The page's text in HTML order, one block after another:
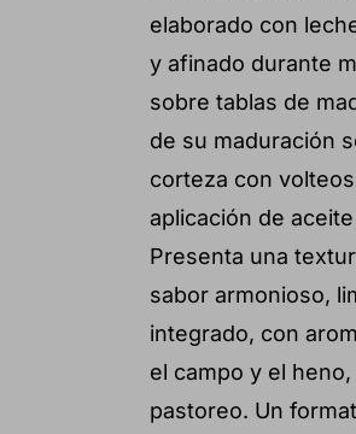
elaborado con
y afinado durante
sobre tablas de
de su maduración
corteza con
aplicación de
Presenta una
sabor armonioso,
integrado, con
el campo y el
pastoreo. Un